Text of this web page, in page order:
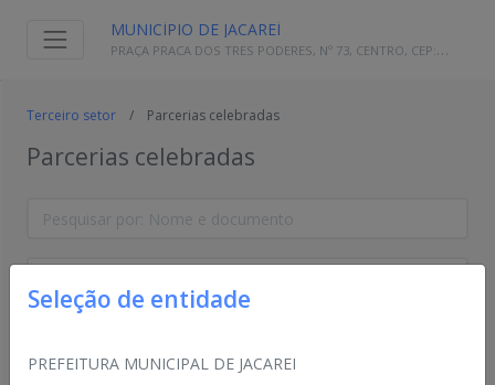
inicial
setor
Parcerias
MUNICÍPIO DE JACAREÍ
PRAÇA PRACA DOS TRES PODERES, Nº 73, CENTRO, CEP:
Seleção de entidade
PREFEITURA MUNICIPAL DE JACAREI
Terceiro setor Parcerias celebradas
Parcerias celebradas